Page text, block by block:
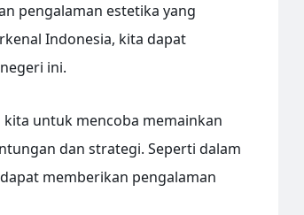
pengalaman estetika yang
Indonesia, kita dapat
ini.
kita untuk mencoba memainkan
dan strategi. Seperti dalam
memberikan pengalaman